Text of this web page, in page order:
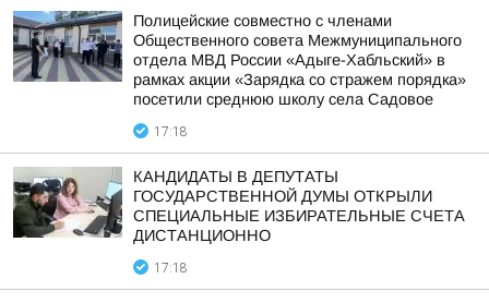
Полицейские совместно с членами
Общественного совета Межмуниципального
отдела МВД России «Адыге-Хабльский» в
рамках акции «Зарядка со стражем порядка»
посетили среднюю школу села Садовое
17:18
КАНДИДАТЫ В ДЕПУТАТЫ
ГОСУДАРСТВЕННОЙ ДУМЫ ОТКРЫЛИ
СПЕЦИАЛЬНЫЕ ИЗБИРАТЕЛЬНЫЕ СЧЕТА
ДИСТАНЦИОННО
17:18